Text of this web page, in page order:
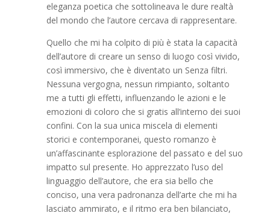
eleganza poetica che sottolineava le dure realtà
del mondo che l’autore cercava di rappresentare.
Quello che mi ha colpito di più è stata la capacità
dell’autore di creare un senso di luogo così vivido,
così immersivo, che è diventato un Senza filtri.
Nessuna vergogna, nessun rimpianto, soltanto
me a tutti gli effetti, influenzando le azioni e le
emozioni di coloro che si gratis all’interno dei suoi
confini. Con la sua unica miscela di elementi
storici e contemporanei, questo romanzo è
un’affascinante esplorazione del passato e del suo
impatto sul presente. Ho apprezzato l’uso del
linguaggio dell’autore, che era sia bello che
conciso, una vera padronanza dell’arte che mi ha
lasciato ammirato, e il ritmo era ben bilanciato,